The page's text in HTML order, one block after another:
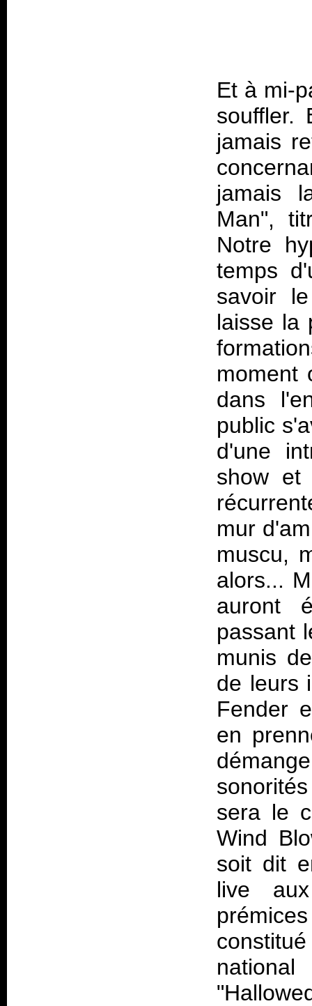
Et à mi-
souffler.
jamais
jamais
Man",
Notre
temps
savoir
laisse la
moment
dans
public
d'une
show et
mur
muscu,
alors...
auront
passant
munis
de leurs
Fender
en
sera le
Wind
soit dit
live